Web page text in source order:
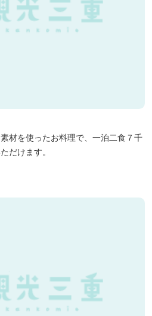
材を使ったお料理で、一泊二食７千
だけます。